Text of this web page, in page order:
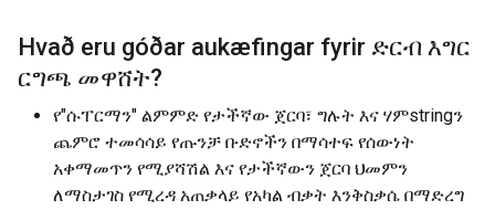
Hvað eru góðar aukæfingar fyrir ድርብ እግር
ርግጫ መዋሸት?
የ"ሱፐርማን" ልምምድ የታችኛው ጀርባ፣ ግሉት እና ሃምstringን
ጨምሮ ተመሳሳይ የጡንቻ ቡድኖችን በማሳተፍ የሰውነት
አቀማመጥን የሚያሻሽል እና የታችኛውን ጀርባ ህመምን
ለማስታገስ የሚረዳ አጠቃላይ የአካል ብቃት እንቅስቃሴ በማድረግ